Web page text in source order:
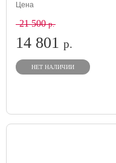
Цена
21 500р.
14 801 р.
НЕТ НАЛИЧИИ